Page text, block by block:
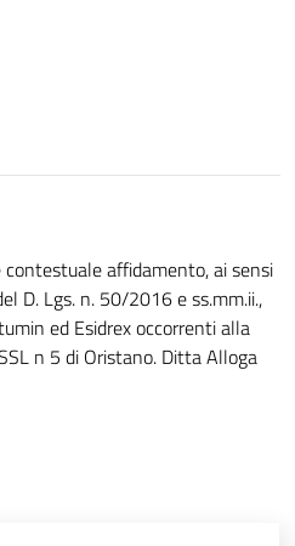
affidamento, ai sensi
D. Lgs. n. 50/2016 e ss.mm.ii.,
ed Esidrex occorrenti alla
n 5 di Oristano. Ditta Alloga